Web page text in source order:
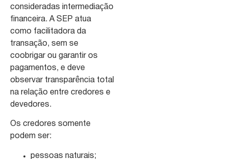
consideradas intermediação
financeira. A SEP atua
como facilitadora da
transação, sem se
coobrigar ou garantir os
pagamentos, e deve
observar transparência total
na relação entre credores e
devedores.
Os credores somente
podem ser:
pessoas naturais;